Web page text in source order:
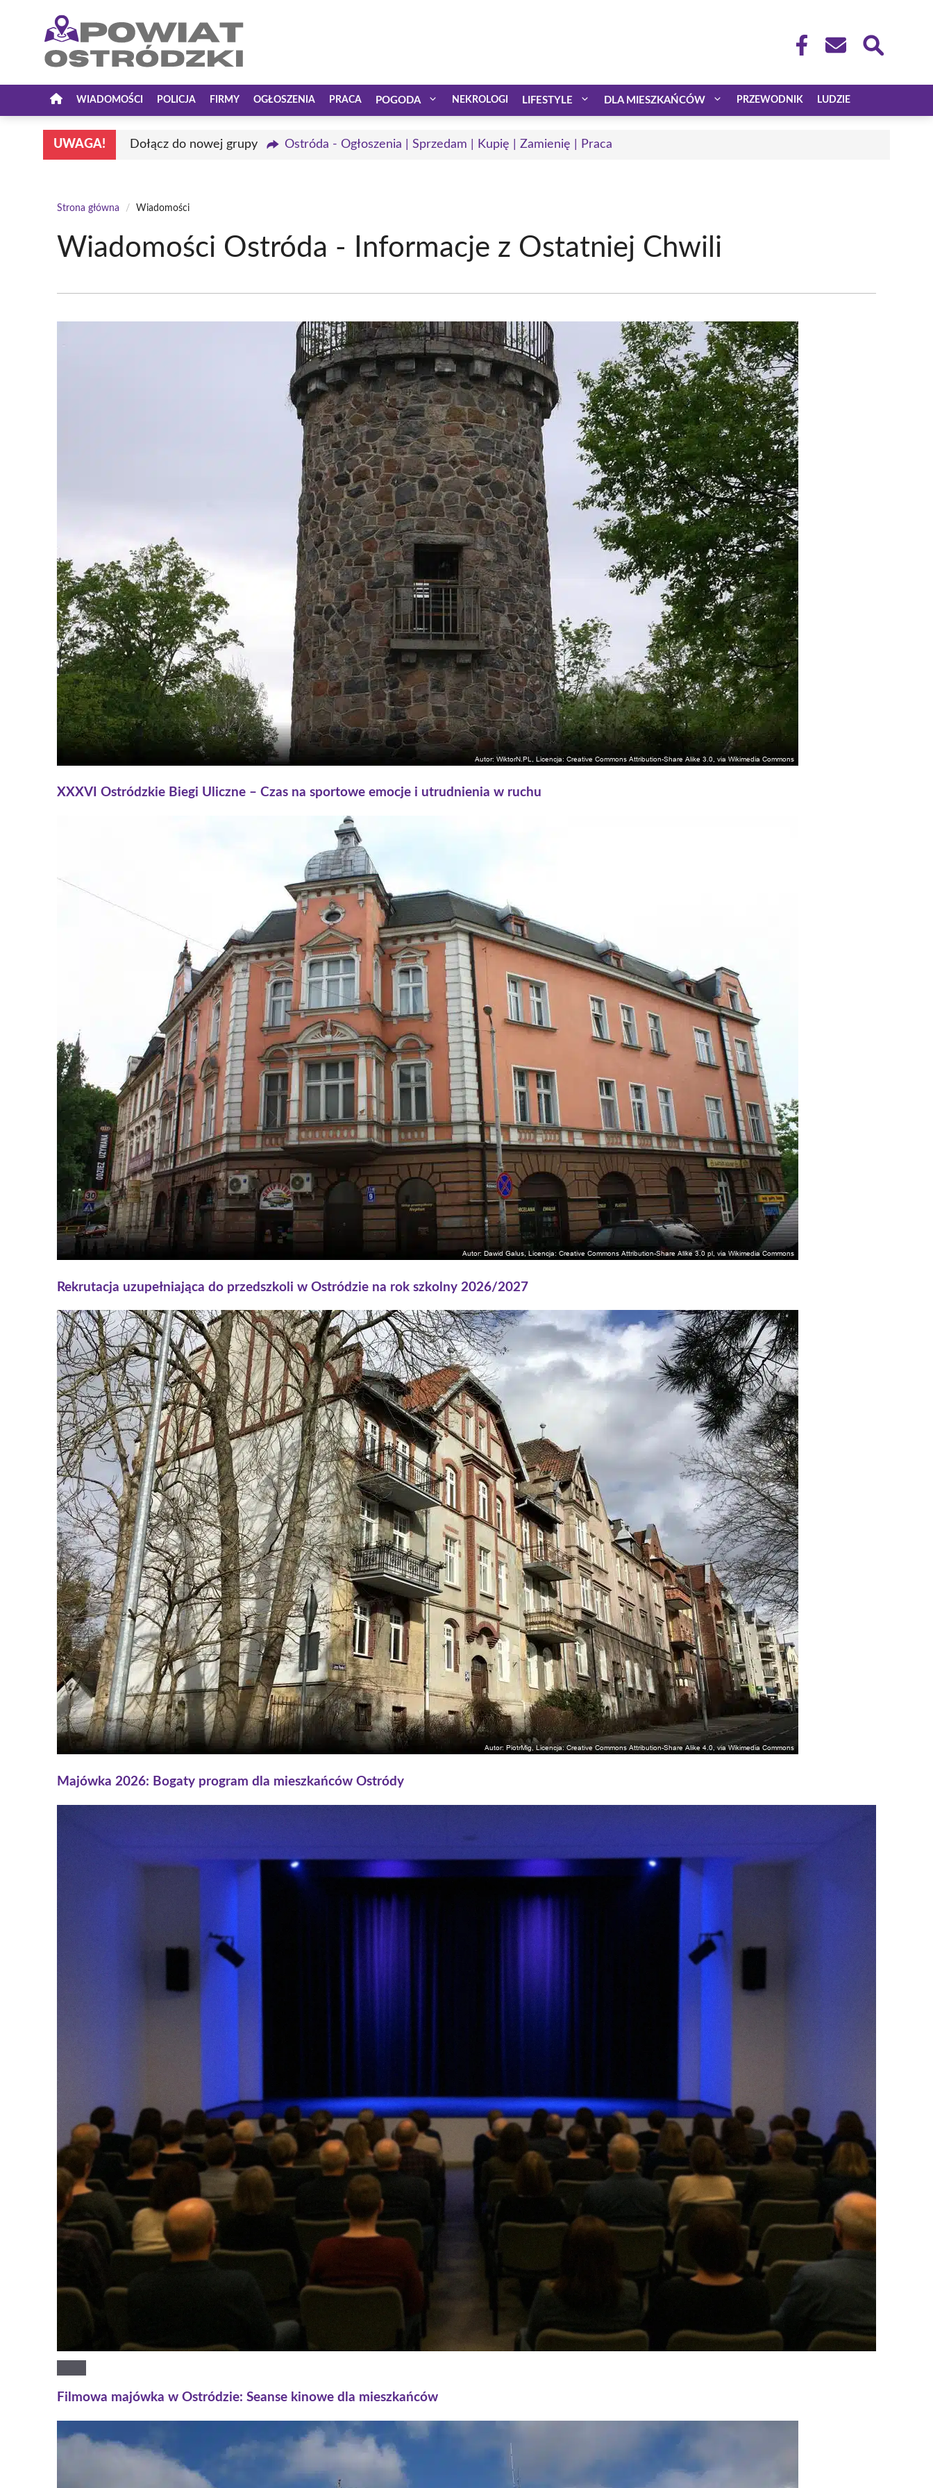
WIADOMOŚCI POLICJA FIRMY OGŁOSZENIA PRACA POGODA NEKROLOGI LIFESTYLE DLA MIESZKAŃCÓW PRZEWODNIK LUDZIE
UWAGA! Dołącz do nowej grupy Ostróda - Ogłoszenia | Sprzedam | Kupię | Zamienię | Praca
Strona główna / Wiadomości
Wiadomości Ostróda - Informacje z Ostatniej Chwili
XXXVI Ostródzkie Biegi Uliczne – Czas na sportowe emocje i utrudnienia w ruchu
Rekrutacja uzupełniająca do przedszkoli w Ostródzie na rok szkolny 2026/2027
Majówka 2026: Bogaty program dla mieszkańców Ostródy
Filmowa majówka w Ostródzie: Seanse kinowe dla mieszkańców